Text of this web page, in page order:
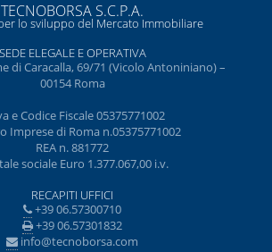
TECNOBORSA S.C.P.A.
lo sviluppo del Mercato Immobiliare
SEDE ELEGALE E OPERATIVA
di Caracalla, 69/71 (Vicolo Antoniniano) –
00154 Roma
e Codice Fiscale 05375771002
Imprese di Roma n.05375771002
REA n. 881772
sociale Euro 1.377.067,00 i.v.
RECAPITI UFFICI
+39 06.57300710
+39 06.57301832
info@tecnoborsa.com